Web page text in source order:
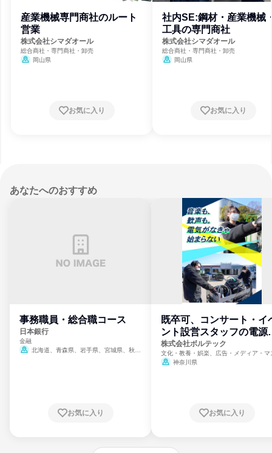
産業機械専門商社のルート
営業
株式会社シマダオール
総合商社・専門商社・卸売
岡山県
お気に入り
社内SE:鋼材・産業機械
工具の専門商社
株式会社シマダオール
総合商社・専門商社・卸売
岡山県
お気に入り
あなたへのおすすめ
事務職員・総合職コース
日本銀行
金融
北海道、青森県、岩手県、宮城県、秋田
崎県、熊本県、大分県、宮崎県、鹿児島県、
お気に入り
既卒可、コンサート・イ
ント設営スタッフの電源
門
株式会社ボルテック
文化・教養・娯楽、広告・メディア・マ
ミ、電力・ガス・水道・エネルギー
神奈川県
お気に入り